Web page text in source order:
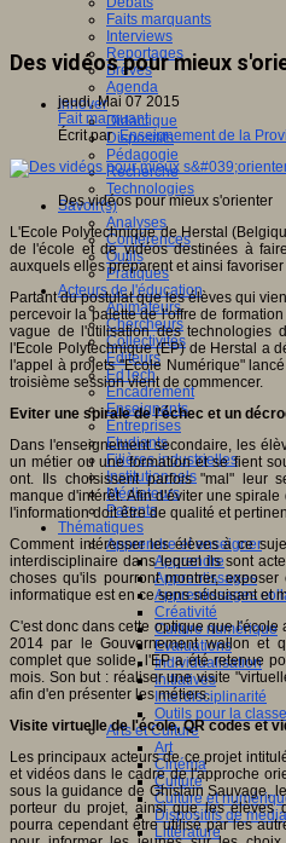
Faits marquants
Interviews
Reportages
Brèves
Agenda
Innover
Didactique
Dispositifs
Pédagogie
Recherche
Technologies
Savoir(s)
Analyses
Conférences
Outils
Pratiques
Acteurs de l'éducation
Animateurs
Chercheurs
Collectivités
Editeurs
EdTech
Encadrement
Enseignants
Entreprises
Etudiants
Filières industrielles
Institutionnels
Médiateurs
Parents
Thématiques
Apprendre et enseigner
Apprendre
Apprentissages
Apprentissages
Créativité
Culture numérique
Evaluations
Individualisation
Initiatives
Interdisciplinarité
Outils pour la classe
Arts et Culture
Art
Cinéma
Culture
Culture et
Dispositifs de
Littérature
Des vidéos pour mieux
jeudi, Mai 07 2015
Fait marquant
Écrit parEnseignement de la
Des vidéos pour mieux s'orienter
L'Ecole Polytechnique de Herstal
de l'école et de vidéos destinées à
auxquels elles préparent et ainsi
Partant du postulat que les élèves qui
percevoir la palette de l'offre de
vague de l'utilisation des technologies
l'Ecole Polytechnique (EP) de Herstal a
l'appel à projets "Ecole Numérique"
troisième session vient de commencer.
Eviter une spirale de l'échec et un
Dans l'enseignement secondaire, les
un métier ou une formation et se fient
ont. Ils choisissent parfois "mal" leur
manque d'intérêt. Afin d'éviter une
l'information doit être de qualité et
Comment intéresser les élèves à ce
interdisciplinaire dans lequel ils sont
choses qu'ils pourront montrer,
informatique est en ce sens séduisant et
C'est donc dans cette optique que
2014 par le Gouvernement wallon et
complet que solide, l'EP a été retenue
mois. Son but : réaliser une visite
afin d'en présenter les métiers.
Visite virtuelle de l'école, QR codes et
Les principaux acteurs de ce projet
et vidéos dans le cadre de l'approche
sous la guidance de Ghislain Sauvage,
porteur du projet, ainsi que les élèves
pourra cependant être utilisé par les